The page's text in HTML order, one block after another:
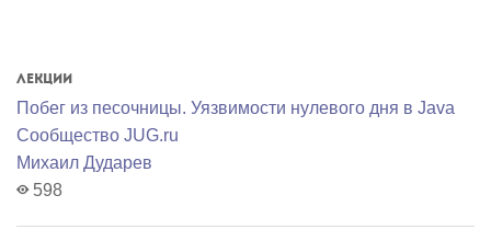
Лекции
Побег из песочницы. Уязвимости нулевого дня в Java
Сообщество JUG.ru
Михаил Дударев
598